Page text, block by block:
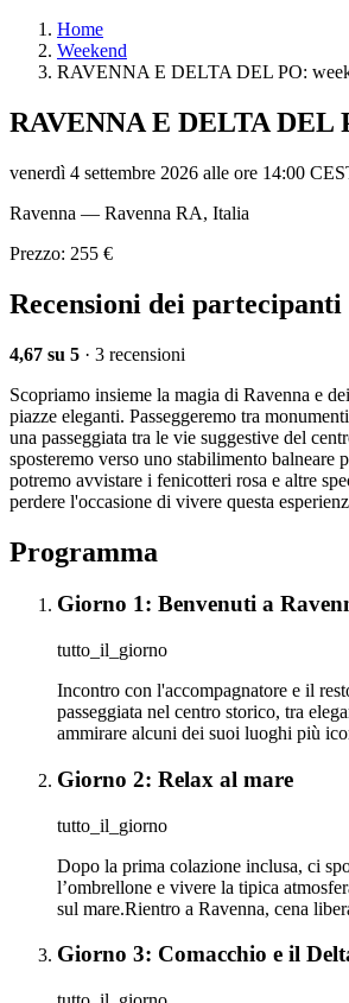
Home
Weekend
RAVENNA E DELTA DEL PO:
RAVENNA E DELTA DEL
venerdì 4 settembre 2026 alle ore 14:00
Ravenna — Ravenna RA, Italia
Prezzo: 255 €
Recensioni dei partecipanti
4,67 su 5 · 3 recensioni
Scopriamo insieme la magia di Ravenna e
piazze eleganti. Passeggeremo tra
una passeggiata tra le vie suggestive del
sposteremo verso uno stabilimento
potremo avvistare i fenicotteri rosa e altre
perdere l'occasione di vivere questa
Programma
Giorno 1: Benvenuti a
tutto_il_giorno
Incontro con l'accompagnatore e il
passeggiata nel centro storico, tra
ammirare alcuni dei suoi luoghi più
Giorno 2: Relax al mare
tutto_il_giorno
Dopo la prima colazione inclusa, ci
l’ombrellone e vivere la tipica
sul mare.Rientro a Ravenna, cena
Giorno 3: Comacchio e il